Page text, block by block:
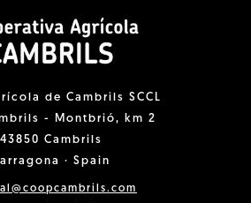
de Cambrils SCCL
- Montbrió, km 2
43850 Cambrils
· Spain